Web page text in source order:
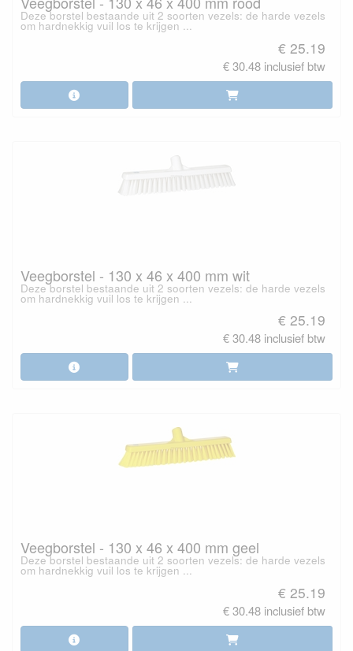
Deze borstel bestaande uit 2 soorten vezels: de harde vezels
om hardnekkig vuil los te krijgen ...
€ 25.19
€ 30.48 inclusief btw
Veegborstel - 130 x 46 x 400 mm wit
Deze borstel bestaande uit 2 soorten vezels: de harde vezels
om hardnekkig vuil los te krijgen ...
€ 25.19
€ 30.48 inclusief btw
Veegborstel - 130 x 46 x 400 mm geel
Deze borstel bestaande uit 2 soorten vezels: de harde vezels
om hardnekkig vuil los te krijgen ...
€ 25.19
€ 30.48 inclusief btw